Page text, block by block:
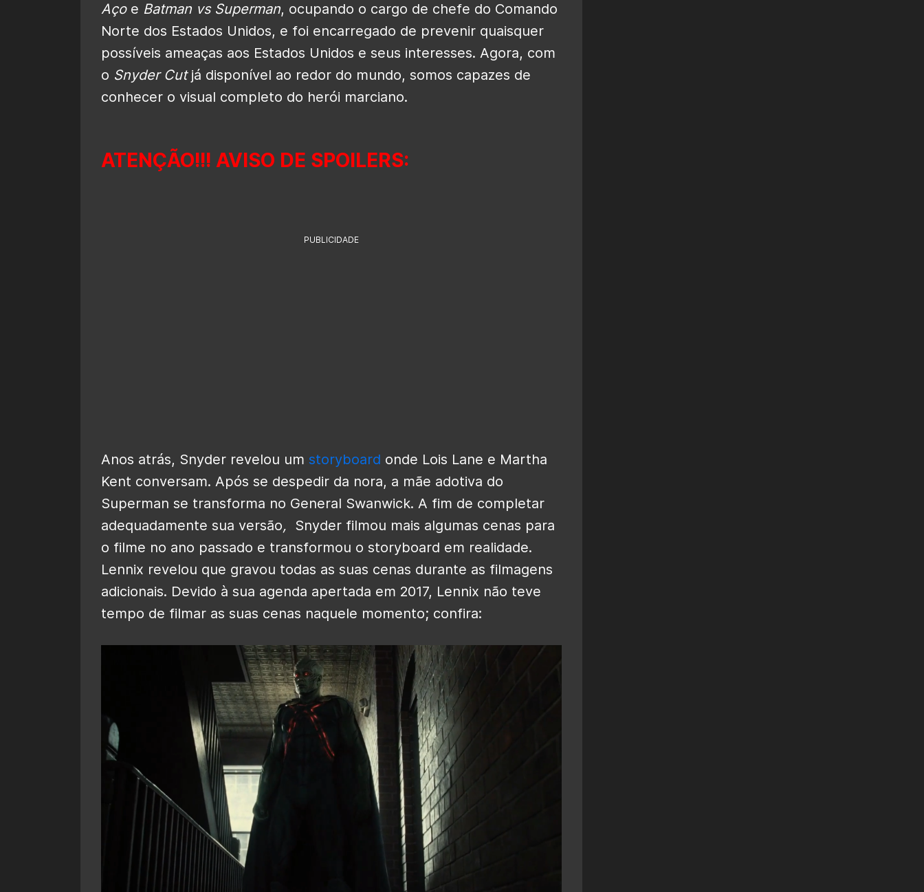
Açoe Batman vs Superman, ocupando o cargo de chefe do Comando
Norte dos Estados Unidos, e foi encarregado de prevenir quaisquer
possíveis ameaças aos Estados Unidos e seus interesses. Agora, com
o Snyder Cutjá disponível ao redor do mundo, somos capazes de
conhecer o visual completo do herói marciano.
ATENÇÃO!!! AVISO DE SPOILERS:
PUBLICIDADE
Anos atrás, Snyder revelou um storyboard onde Lois Lane e Martha
Kent conversam. Após se despedir da nora, a mãe adotiva do
Superman se transforma no General Swanwick. A fim de completar
adequadamente sua versão, Snyder filmou mais algumas cenas para
o filme no ano passado e transformou o storyboard em realidade.
Lennix revelou que gravou todas as suas cenas durante as filmagens
adicionais. Devido à sua agenda apertada em 2017, Lennix não teve
tempo de filmar as suas cenas naquele momento; confira: